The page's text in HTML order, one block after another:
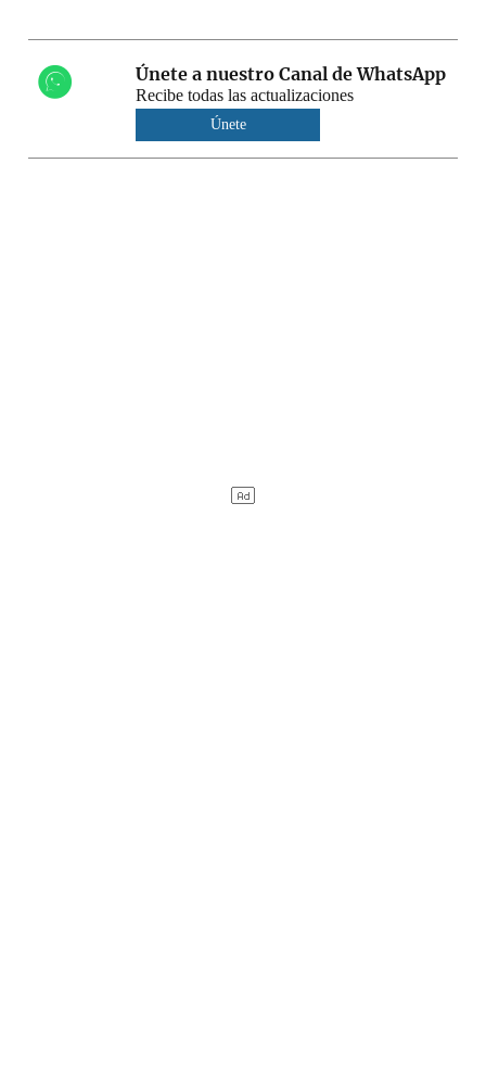
Únete a nuestro Canal de WhatsApp
Recibe todas las actualizaciones
Únete